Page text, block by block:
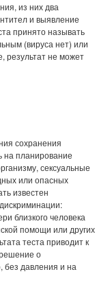
из них два
и выявление
принято называть
(вируса нет) или
результат не может
сохранения
на планирование
сексуальные
или опасных
известен
близкого человека
помощи или других
теста приводит к
о
без давления и на